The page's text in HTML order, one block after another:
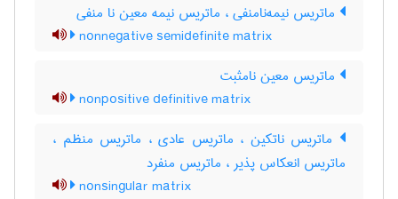
ماتریس نیمه‌نامنفی ، ماتریس نیمه معین نا منفی
nonnegative semidefinite matrix
ماتریس معین نامثبت
nonpositive definitive matrix
ماتریس ناتکین ، ماتریس عادی ، ماتریس منظم ،
ماتریس انعکاس پذیر ، ماتریس منفرد
nonsingular matrix